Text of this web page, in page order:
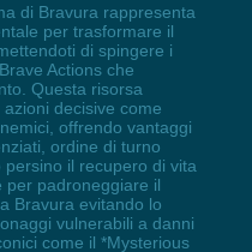
di Bravura rappresenta
per trasformare il
di spingere i
Actions che
Questa risorsa
decisive come
offrendo vantaggi
ordine di turno
il recupero di vita
per padroneggiare il
Bravura evitando lo
vulnerabili a danni
come il *Mysterious